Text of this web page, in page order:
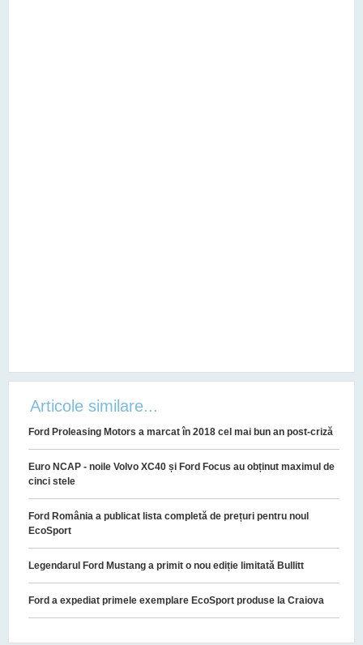
Articole similare...
Ford Proleasing Motors a marcat în 2018 cel mai bun an post-criză
Euro NCAP - noile Volvo XC40 și Ford Focus au obținut maximul de
cinci stele
Ford România a publicat lista completă de prețuri pentru noul
EcoSport
Legendarul Ford Mustang a primit o nou ediție limitată Bullitt
Ford a expediat primele exemplare EcoSport produse la Craiova